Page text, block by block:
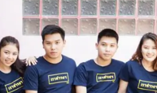
สกรีนเสื้อเชียงราย ผลงานการสกรีน เสื้อ MARKINN”S
สกรีนเสื้อเชียงราย ผลงานการสกรีนเสื้อ ครบรอบ